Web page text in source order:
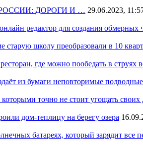
ДОРОГИ И … 29.06.2023,
редактор для создания обмерных
старую школу преобразовали в 10
где можно пообедать в струях
из бумаги неповторимые
которыми точно не стоит угощать
дом-теплицу на берегу озера
батареях, который зарядит все